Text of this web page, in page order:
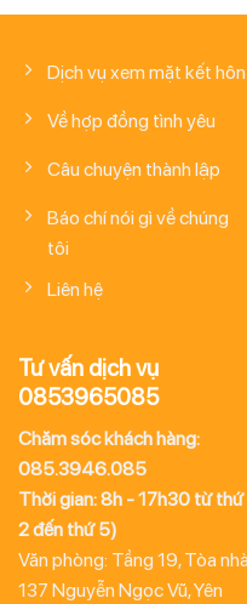
Dịch vụ xem mặt kết hôn
Về hợp đồng tình yêu
Câu chuyện thành lập
Báo chí nói gì về chúng
tôi
Liên hệ
Tư vấn dịch vụ
0853965085
Chăm sóc khách hàng:
085.3946.085
Thời gian: 8h - 17h30 từ thứ
2 đến thứ 5)
Văn phòng: Tầng 19, Tòa nhà
137 Nguyễn Ngọc Vũ, Yên